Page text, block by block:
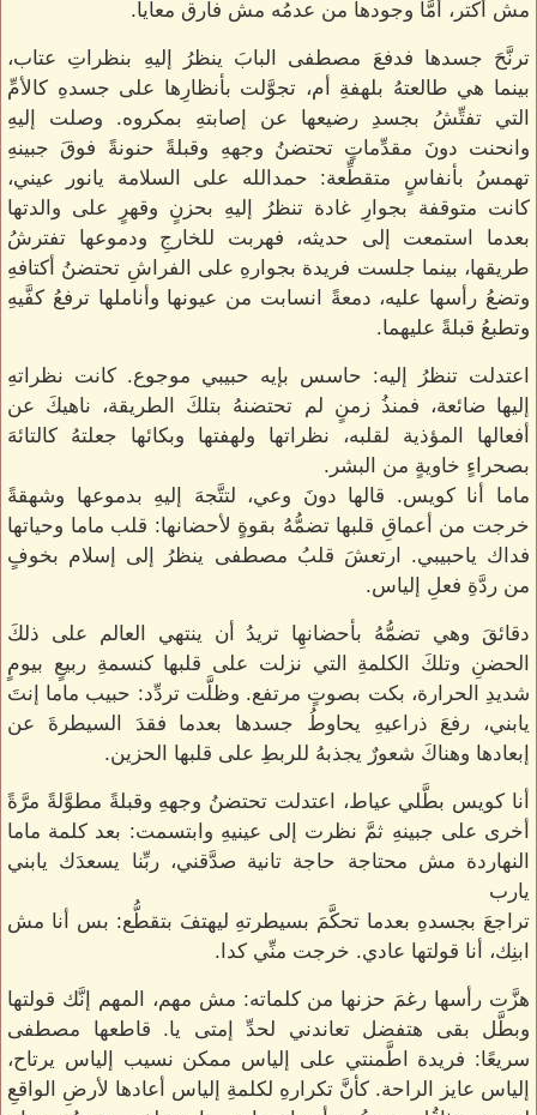
مش أكتر، أمَّا وجودها من عدمُه مش فارق معايا.
ترنَّحَ جسدها فدفعَ مصطفى البابَ ينظرُ إليهِ بنظراتِ عتاب،
بينما هي طالعتهُ بلهفةِ أم، تجوَّلت بأنظارِها على جسدهِ كالأمِّ
التي تفتِّشُ بجسدِ رضيعها عن إصابتهِ بمكروه. وصلت إليهِ
وانحنت دونَ مقدِّماتٍ تحتضنُ وجههِ وقبلةً حنونةً فوقَ جبينهِ
تهمسُ بأنفاسٍ متقطِّعة: حمدالله على السلامة يانور عيني،
كانت متوقفة بجوارِ غادة تنظرُ إليهِ بحزنٍ وقهرٍ على والدتها
بعدما استمعت إلى حديثه، فهربت للخارجِ ودموعها تفترشُ
طريقها، بينما جلست فريدة بجوارهِ على الفراشِ تحتضنُ أكتافهِ
وتضعُ رأسها عليه، دمعةً انسابت من عيونها وأناملها ترفعُ كفَّيهِ
وتطبعُ قبلةً عليهما.
اعتدلت تنظرُ إليه: حاسس بإيه حبيبي موجوع. كانت نظراتهِ
إليها ضائعة، فمنذُ زمنٍ لم تحتضنهُ بتلكَ الطريقة، ناهيكَ عن
أفعالها المؤذية لقلبه، نظراتها ولهفتها وبكائها جعلتهُ كالتائهَ
بصحراءٍ خاويةٍ من البشر.
ماما أنا كويس. قالها دونَ وعي، لتتَّجهَ إليهِ بدموعها وشهقةً
خرجت من أعماقِ قلبها تضمُّهُ بقوةٍ لأحضانها: قلب ماما وحياتها
فداك ياحبيبي. ارتعشَ قلبُ مصطفى ينظرُ إلى إسلام بخوفٍ
من ردَّةِ فعلِ إلياس.
دقائقَ وهي تضمُّهُ بأحضانهِا تريدُ أن ينتهي العالم على ذلكَ
الحضنِ وتلكَ الكلمةِ التي نزلت على قلبها كنسمةِ ربيعٍ بيومٍ
شديدِ الحرارة، بكت بصوتٍ مرتفع. وظلَّت تردِّد: حبيب ماما إنتَ
يابني، رفعَ ذراعيهِ يحاوطُ جسدها بعدما فقدَ السيطرةَ عن
إبعادها وهناكَ شعورٌ يجذبهُ للربطِ على قلبها الحزين.
أنا كويس بطَّلي عياط، اعتدلت تحتضنُ وجههِ وقبلةً مطوَّلةً مرَّةً
أخرى على جبينهِ ثمَّ نظرت إلى عينيهِ وابتسمت: بعد كلمة ماما
النهاردة مش محتاجة حاجة تانية صدَّقني، ربِّنا يسعدَك يابني
يارب
تراجعَ بجسدهِ بعدما تحكَّمَ بسيطرتهِ ليهتفَ بتقطُّع: بس أنا مش
ابنِك، أنا قولتها عادي. خرجت منِّي كدا.
هزَّت رأسها رغمَ حزنها من كلماته: مش مهم، المهم إنَّك قولتها
وبطَّل بقى هتفضل تعاندني لحدِّ إمتى يا. قاطعها مصطفى
سريعًا: فريدة اطَّمنتي على إلياس ممكن نسيب إلياس يرتاح،
إلياس عايز الراحة. كأنَّ تكرارهِ لكلمةِ إلياس أعادها لأرضِ الواقعِ